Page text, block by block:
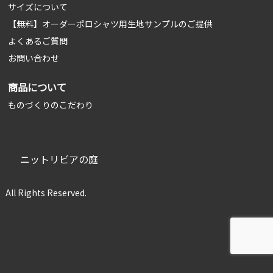
サイズについて
【無料】オーダーポロシャツ用生地サンプルのご提供
よくあるご質問
お問い合わせ
商品について
ものづくりのこだわり
ニットリビアの庭
All Rights Reserved.